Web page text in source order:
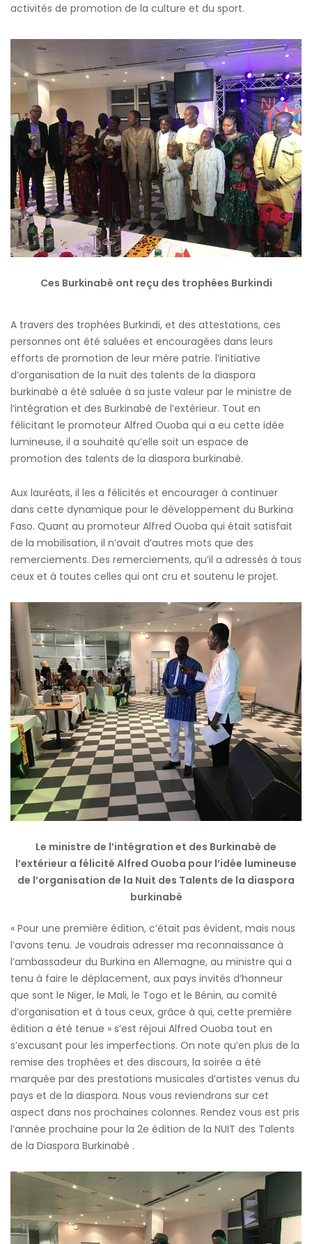
activités de promotion de la culture et du sport.
Ces Burkinabè ont reçu des trophées Burkindi
A travers des trophées Burkindi, et des attestations, ces
personnes ont été saluées et encouragées dans leurs
efforts de promotion de leur mère patrie. l’initiative
d’organisation de la nuit des talents de la diaspora
burkinabè a été saluée à sa juste valeur par le ministre de
l’intégration et des Burkinabè de l’extérieur. Tout en
félicitant le promoteur Alfred Ouoba qui a eu cette idée
lumineuse, il a souhaité qu’elle soit un espace de
promotion des talents de la diaspora burkinabè.
Aux lauréats, il les a félicités et encourager à continuer
dans cette dynamique pour le développement du Burkina
Faso. Quant au promoteur Alfred Ouoba qui était satisfait
de la mobilisation, il n’avait d’autres mots que des
remerciements. Des remerciements, qu’il a adressés à tous
ceux et à toutes celles qui ont cru et soutenu le projet.
Le ministre de l’intégration et des Burkinabè de
l’extérieur a félicité Alfred Ouoba pour l’idée lumineuse
de l’organisation de la Nuit des Talents de la diaspora
burkinabè
« Pour une première édition, c’était pas évident, mais nous
l’avons tenu. Je voudrais adresser ma reconnaissance à
l’ambassadeur du Burkina en Allemagne, au ministre qui a
tenu à faire le déplacement, aux pays invités d’honneur
que sont le Niger, le Mali, le Togo et le Bénin, au comité
d’organisation et à tous ceux, grâce à qui, cette première
édition a été tenue » s’est réjoui Alfred Ouoba tout en
s’excusant pour les imperfections. On note qu’en plus de la
remise des trophées et des discours, la soirée a été
marquée par des prestations musicales d’artistes venus du
pays et de la diaspora. Nous vous reviendrons sur cet
aspect dans nos prochaines colonnes. Rendez vous est pris
l’année prochaine pour la 2e édition de la NUIT des Talents
de la Diaspora Burkinabè .